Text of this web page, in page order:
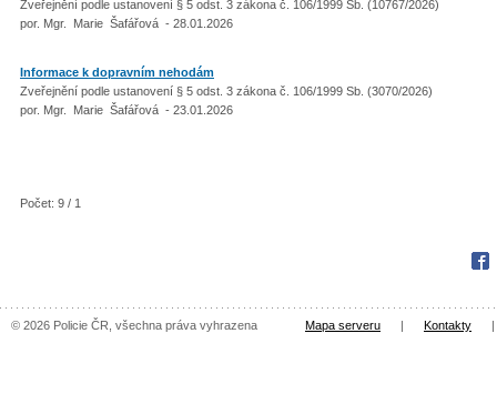
Zveřejnění podle ustanovení § 5 odst. 3 zákona č. 106/1999 Sb. (10767/2026)
por. Mgr. Marie Šafářová - 28.01.2026
Informace k dopravním nehodám
Zveřejnění podle ustanovení § 5 odst. 3 zákona č. 106/1999 Sb. (3070/2026)
por. Mgr. Marie Šafářová - 23.01.2026
Počet: 9 / 1
© 2026 Policie ČR, všechna práva vyhrazena Mapa serveru | Kontakty |